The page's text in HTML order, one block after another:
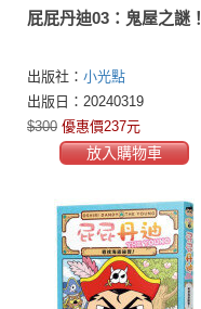
屁屁丹迪03：鬼屋之謎！
出版社： 小光點
出版日：20240319
$300 優惠價237元
放入購物車